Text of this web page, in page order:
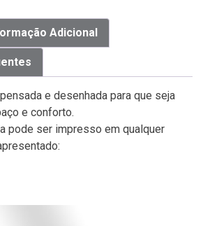
Adicional
e desenhada para que seja
e conforto.
pode ser impresso em qualquer